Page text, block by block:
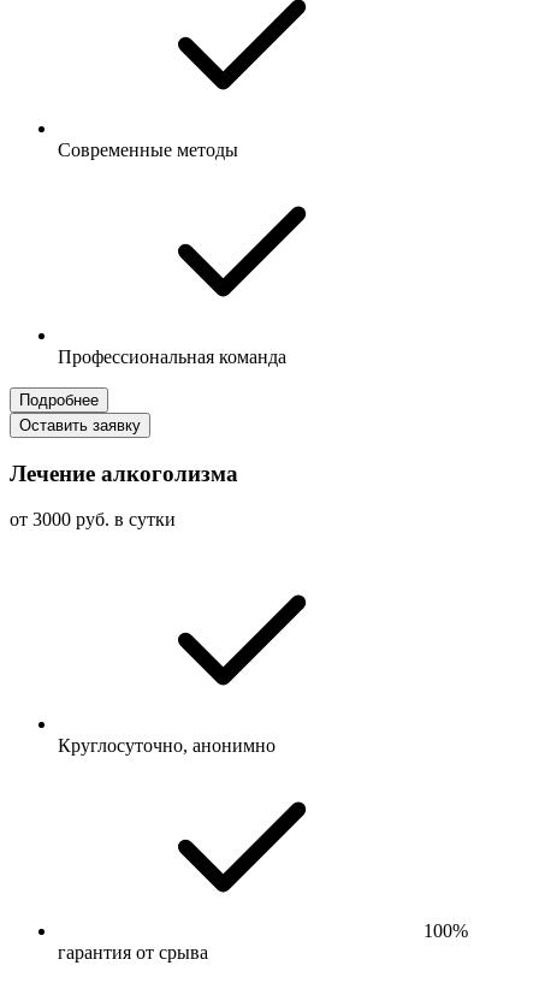
Современные методы
Профессиональная команда
Подробнее
Оставить заявку
Лечение алкоголизма
от 3000 руб. в сутки
Круглосуточно, анонимно
100%
гарантия от срыва